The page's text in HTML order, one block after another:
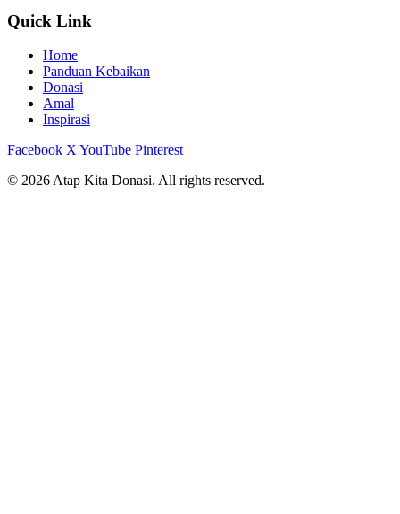
Quick Link
Home
Panduan Kebaikan
Donasi
Amal
Inspirasi
Facebook X YouTube Pinterest
© 2026 Atap Kita Donasi. All rights reserved.